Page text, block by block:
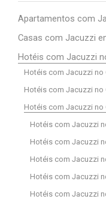
Apartamentos com
Casas com Jacuzzi
Hotéis com Jacuzzi
Hotéis com Jacuzzi no
Hotéis com Jacuzzi no
Hotéis com Jacuzzi no
Hotéis com Jacuzzi
Hotéis com Jacuzzi
Hotéis com Jacuzzi
Hotéis com Jacuzzi
Hotéis com Jacuzzi